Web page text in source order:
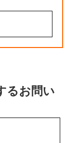
るお問い